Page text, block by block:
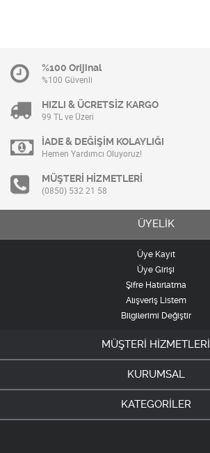
%100 Orijinal
%100 Güvenli
HIZLI & ÜCRETSİZ KARGO
99 TL ve Üzeri
İADE & DEĞİŞİM KOLAYLIĞI
Hemen Yardımcı Oluyoruz!
MÜŞTERİ HİZMETLERİ
(0850) 532 21 58
ÜYELİK
Üye Kayıt
Üye Girişi
Şifre Hatırlatma
Alışveriş Listem
Bilgilerimi Değiştir
MÜŞTERİ HİZMETLERİ
KURUMSAL
KATEGORİLER